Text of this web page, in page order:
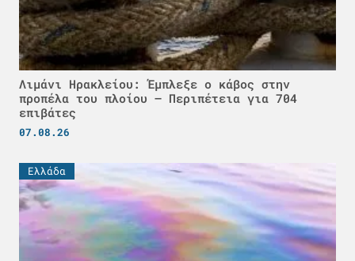
Λιμάνι Ηρακλείου: Έμπλεξε ο κάβος στην
προπέλα του πλοίου – Περιπέτεια για 704
επιβάτες
07.08.26
Ελλάδα